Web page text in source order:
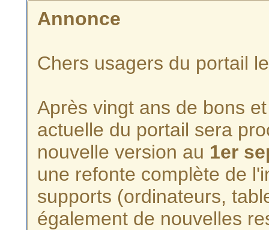
Annonce
Chers usagers du portail
Après vingt ans de bons
actuelle du portail sera
nouvelle version au 1er
une refonte complète de
supports (ordinateurs,
également de nouvelles